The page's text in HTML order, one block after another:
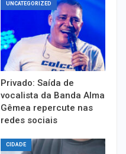
UNCATEGORIZED
Privado: Saída de
vocalista da Banda Alma
Gêmea repercute nas
redes sociais
CIDADE